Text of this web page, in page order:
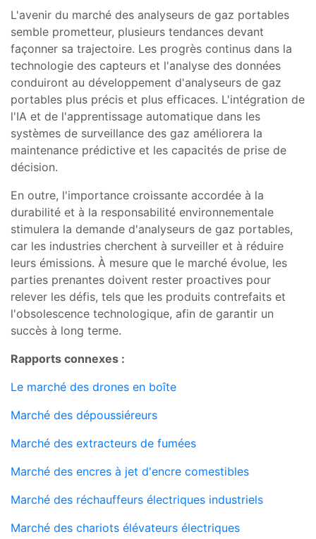
L'avenir du marché des analyseurs de gaz portables
semble prometteur, plusieurs tendances devant
façonner sa trajectoire. Les progrès continus dans la
technologie des capteurs et l'analyse des données
conduiront au développement d'analyseurs de gaz
portables plus précis et plus efficaces. L'intégration de
l'IA et de l'apprentissage automatique dans les
systèmes de surveillance des gaz améliorera la
maintenance prédictive et les capacités de prise de
décision.
En outre, l'importance croissante accordée à la
durabilité et à la responsabilité environnementale
stimulera la demande d'analyseurs de gaz portables,
car les industries cherchent à surveiller et à réduire
leurs émissions. À mesure que le marché évolue, les
parties prenantes doivent rester proactives pour
relever les défis, tels que les produits contrefaits et
l'obsolescence technologique, afin de garantir un
succès à long terme.
Rapports connexes :
Le marché des drones en boîte
Marché des dépoussiéreurs
Marché des extracteurs de fumées
Marché des encres à jet d'encre comestibles
Marché des réchauffeurs électriques industriels
Marché des chariots élévateurs électriques